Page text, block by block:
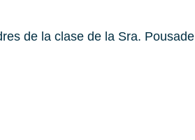
de la clase de la Sra. Pousade